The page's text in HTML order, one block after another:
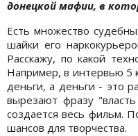
донецкой мафии, в
Есть множество
шайки его
Расскажу, по какой
Например, в интервью 5
деньги, а деньги - это
вырезают фразу
создается весь фильм.
шансов для творчества.